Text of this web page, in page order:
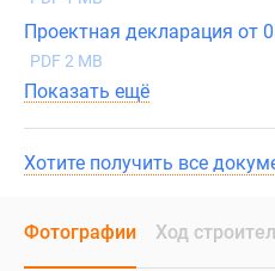
Проектная декларация от
PDF 2 MB
Показать ещё
Хотите получить все
Фотографии Ход